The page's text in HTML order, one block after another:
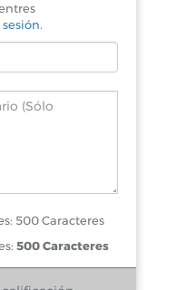
.
500 Caracteres
500 Caracteres